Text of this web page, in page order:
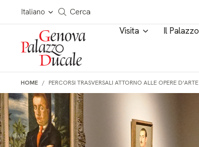
Salta al contenuto
Italiano
Cerca in tutto il sito
Cerca
Visita Il Palazzo
HOME PERCORSI TRASVERSALI ATTORNO ALLE OPERE D’ARTE